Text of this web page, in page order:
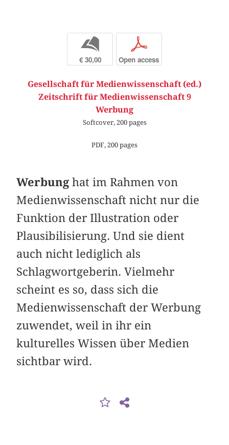
b
€ 30,00
p
Open access
Gesellschaft für Medienwissenschaft (ed.)
Zeitschrift für Medienwissenschaft 9
Werbung
Softcover, 200 pages
PDF, 200 pages
Werbunghat im Rahmen von
Medienwissenschaft nicht nur die
Funktion der Illustration oder
Plausibilisierung. Und sie dient
auch nicht lediglich als
Schlagwortgeberin. Vielmehr
scheint es so, dass sich die
Medienwissenschaft der Werbung
zuwendet, weil in ihr ein
kulturelles Wissen über Medien
sichtbar wird.